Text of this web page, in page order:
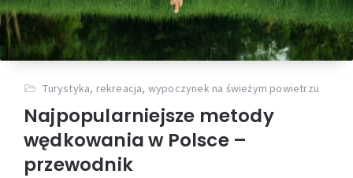
Turystyka, rekreacja, wypoczynek na świeżym powietrzu
Najpopularniejsze metody
wędkowania w Polsce –
przewodnik